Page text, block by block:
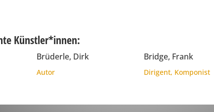
Künstler*innen:
Brüderle, Dirk
Autor
Bridge, Frank
Dirigent, Komponist